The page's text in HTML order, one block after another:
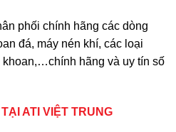
phối chính hãng các dòng
đá, máy nén khí, các loại
khoan,…chính hãng và uy tín số
ATI VIỆT TRUNG